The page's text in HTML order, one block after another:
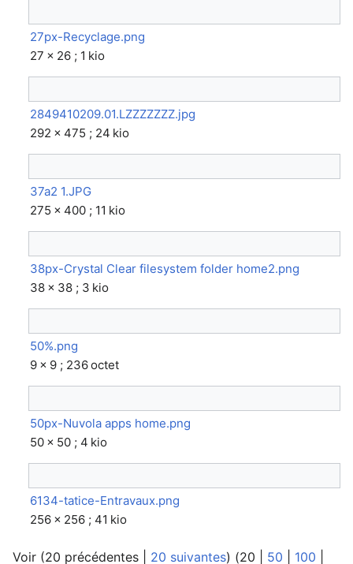
27px-Recyclage.png
27 × 26 ; 1 kio
2849410209.01.LZZZZZZZ.jpg
292 × 475 ; 24 kio
37a2 1.JPG
275 × 400 ; 11 kio
38px-Crystal Clear filesystem folder home2.png
38 × 38 ; 3 kio
50%.png
9 × 9 ; 236 octet
50px-Nuvola apps home.png
50 × 50 ; 4 kio
6134-tatice-Entravaux.png
256 × 256 ; 41 kio
Voir (20 précédentes 20 suivantes) (20 50 100